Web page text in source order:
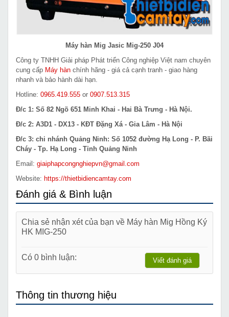
Máy hàn Mig Jasic Mig-250 J04
Công ty TNHH Giải pháp Phát triển Công nghiệp Việt nam chuyên
cung cấp Máy hàn chính hãng - giá cả cạnh tranh - giao hàng
nhanh và bảo hành dài hạn.
Hotline: 0965.419.555 or 0907.513.315
Đ/c 1: Số 82 Ngõ 651 Minh Khai - Hai Bà Trưng - Hà Nội.
Đ/c 2: A3D1 - DX13 - KĐT Đặng Xá - Gia Lâm - Hà Nội
Đ/c 3: chi nhánh Quảng Ninh: Số 1052 đường Hạ Long - P. Bãi
Cháy - Tp. Hạ Long - Tỉnh Quảng Ninh
Email: giaiphapcongnghiepvn@gmail.com
Website: https://thietbidiencamtay.com
Đánh giá & Bình luận
Chia sẻ nhận xét của bạn về Máy hàn Mig Hồng Ký
HK MIG-250
Có 0 bình luận: Viết đánh giá
Thông tin thương hiệu